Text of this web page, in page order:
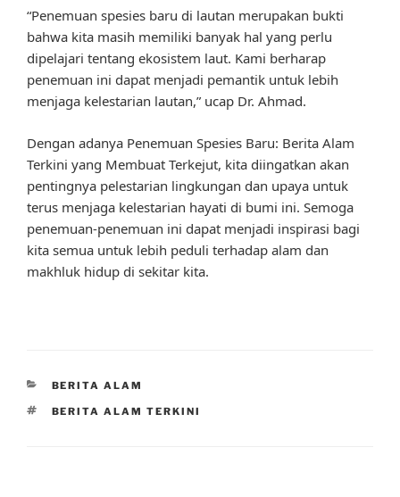
“Penemuan spesies baru di lautan merupakan bukti
bahwa kita masih memiliki banyak hal yang perlu
dipelajari tentang ekosistem laut. Kami berharap
penemuan ini dapat menjadi pemantik untuk lebih
menjaga kelestarian lautan,” ucap Dr. Ahmad.
Dengan adanya Penemuan Spesies Baru: Berita Alam
Terkini yang Membuat Terkejut, kita diingatkan akan
pentingnya pelestarian lingkungan dan upaya untuk
terus menjaga kelestarian hayati di bumi ini. Semoga
penemuan-penemuan ini dapat menjadi inspirasi bagi
kita semua untuk lebih peduli terhadap alam dan
makhluk hidup di sekitar kita.
CATEGORIES
BERITA ALAM
TAGS
BERITA ALAM TERKINI